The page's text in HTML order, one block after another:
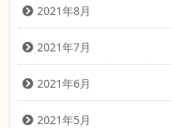
2021年8月
2021年7月
2021年6月
2021年5月